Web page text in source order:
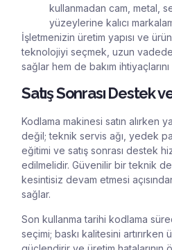
kullanmadan cam, metal,
yüzeylerine kalıcı
İşletmenizin üretim yapısı ve
teknolojiyi seçmek, uzun
sağlar hem de bakım ihtiyaçlarını
Satış Sonrası Destek
Kodlama makinesi satın alırken
değil; teknik servis ağı, yedek
eğitimi ve satış sonrası destek
edilmelidir. Güvenilir bir teknik
kesintisiz devam etmesi
sağlar.
Son kullanma tarihi kodlama
seçimi; baskı kalitesini artırırken